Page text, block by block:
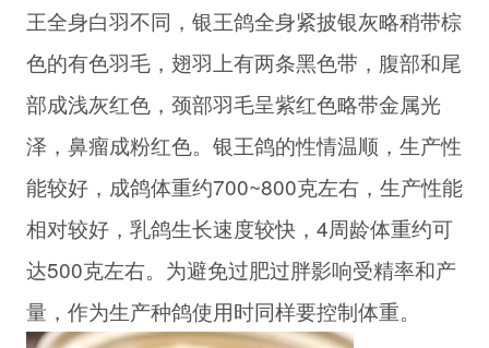
王全身白羽不同，银王鸽全身紧披银灰略稍带棕
色的有色羽毛，翅羽上有两条黑色带，腹部和尾
部成浅灰红色，颈部羽毛呈紫红色略带金属光
泽，鼻瘤成粉红色。银王鸽的性情温顺，生产性
能较好，成鸽体重约700~800克左右，生产性能
相对较好，乳鸽生长速度较快，4周龄体重约可
达500克左右。为避免过肥过胖影响受精率和产
量，作为生产种鸽使用时同样要控制体重。